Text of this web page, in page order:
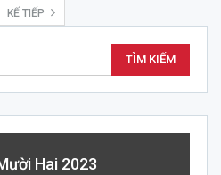
KẾ TIẾP
Hai 2023